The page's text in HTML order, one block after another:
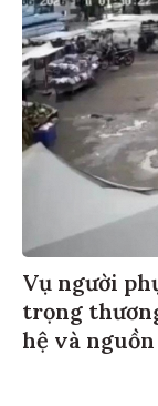
Vụ người
trọng
hệ và nguồn